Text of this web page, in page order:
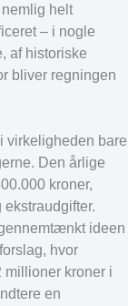
helt
– i nogle
af historiske
bliver regningen
virkeligheden bare
Den årlige
kroner,
ideen
hvor
kroner i
en